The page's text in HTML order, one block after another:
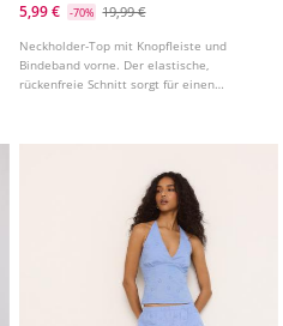
5,99 €
-70% 19,99 €
Neckholder-Top mit Knopfleiste und
Bindeband vorne. Der elastische,
rückenfreie Schnitt sorgt für einen